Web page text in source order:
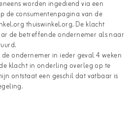
worden ingediend via een
de consumentenpagina van de
thuiswinkel.org. De klacht
de betreffende ondernemer als naar
ondernemer in ieder geval 4 weken
klacht in onderling overleg op te
ontstaat een geschil dat vatbaar is